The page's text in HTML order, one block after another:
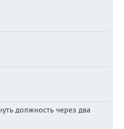
должность через два